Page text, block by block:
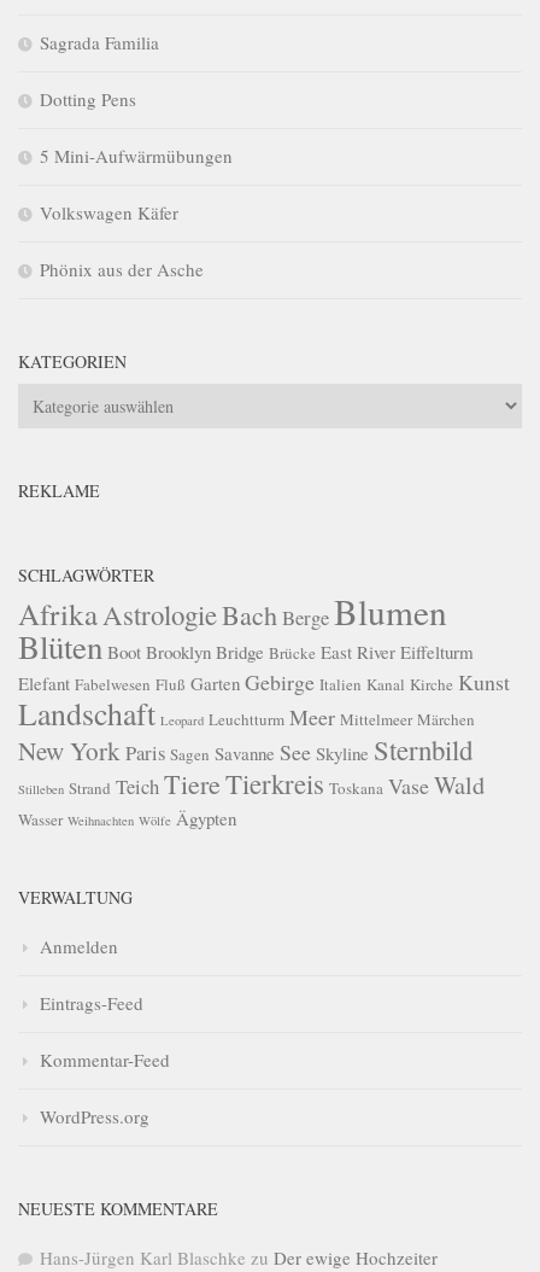
Sagrada Familia
Dotting Pens
5 Mini-Aufwärmübungen
Volkswagen Käfer
Phönix aus der Asche
KATEGORIEN
Kategorien
REKLAME
SCHLAGWÖRTER
AfrikaAstrologieBachBergeBlumen
Blüten Boot Brooklyn Bridge Brücke East River Eiffelturm
Elefant Fabelwesen Fluß Garten Gebirge Italien Kanal Kirche Kunst
Landschaft Leopard Leuchtturm Meer Mittelmeer Märchen
New YorkParis Sagen Savanne See Skyline Sternbild
Stilleben Strand TeichTiereTierkreis Toskana VaseWald
Wasser Weihnachten Wölfe Ägypten
VERWALTUNG
Anmelden
Eintrags-Feed
Kommentar-Feed
WordPress.org
NEUESTE KOMMENTARE
Hans-Jürgen Karl Blaschke zu Der ewige Hochzeiter